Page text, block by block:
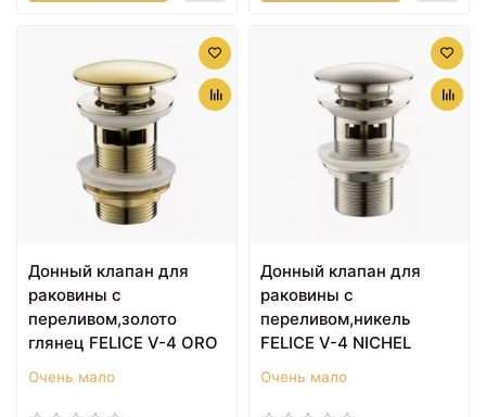
Донный клапан для
раковины с
переливом,золото
глянец FELICE V-4 ORO
Очень мало
Донный клапан для
раковины с
переливом,никель
FELICE V-4 NICHEL
Очень мало